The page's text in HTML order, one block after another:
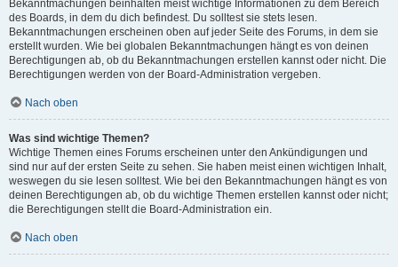
Bekanntmachungen beinhalten meist wichtige Informationen zu dem Bereich
des Boards, in dem du dich befindest. Du solltest sie stets lesen.
Bekanntmachungen erscheinen oben auf jeder Seite des Forums, in dem sie
erstellt wurden. Wie bei globalen Bekanntmachungen hängt es von deinen
Berechtigungen ab, ob du Bekanntmachungen erstellen kannst oder nicht. Die
Berechtigungen werden von der Board-Administration vergeben.
Nach oben
Was sind wichtige Themen?
Wichtige Themen eines Forums erscheinen unter den Ankündigungen und
sind nur auf der ersten Seite zu sehen. Sie haben meist einen wichtigen Inhalt,
weswegen du sie lesen solltest. Wie bei den Bekanntmachungen hängt es von
deinen Berechtigungen ab, ob du wichtige Themen erstellen kannst oder nicht;
die Berechtigungen stellt die Board-Administration ein.
Nach oben